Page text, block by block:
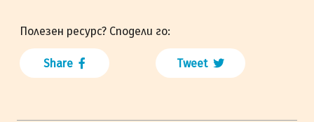
Полезен ресурс? Сподели го:
Share Tweet